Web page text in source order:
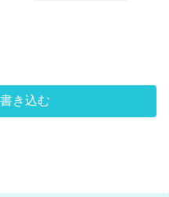
き込む